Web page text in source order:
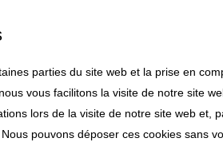
parties du site web et la prise en
vous facilitons la visite de notre site
lors de la visite de notre site web et,
pouvons déposer ces cookies sans